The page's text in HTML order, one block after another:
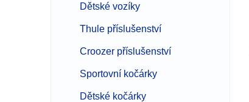
Dětské vozíky
Thule příslušenství
Croozer příslušenství
Sportovní kočárky
Dětské kočárky